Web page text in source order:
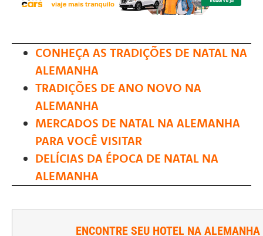
CONHEÇA AS TRADIÇÕES DE NATAL NA
ALEMANHA
TRADIÇÕES DE ANO NOVO NA
ALEMANHA
MERCADOS DE NATAL NA ALEMANHA
PARA VOCÊ VISITAR
DELÍCIAS DA ÉPOCA DE NATAL NA
ALEMANHA
ENCONTRE SEU HOTEL NA ALEMANHA